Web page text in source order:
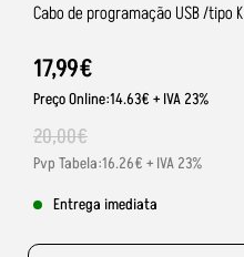
Cabo de programação USB /tipo K
17,99€
Preço Online:14.63€ + IVA 23%
20,00€
Pvp Tabela:16.26€ + IVA 23%
Entrega imediata